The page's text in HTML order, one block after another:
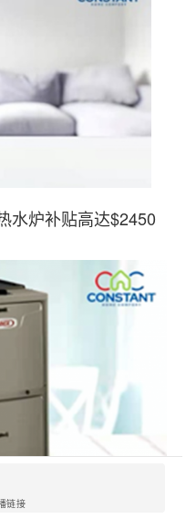
链接
链接
水炉补贴高达$2450
链接
链接